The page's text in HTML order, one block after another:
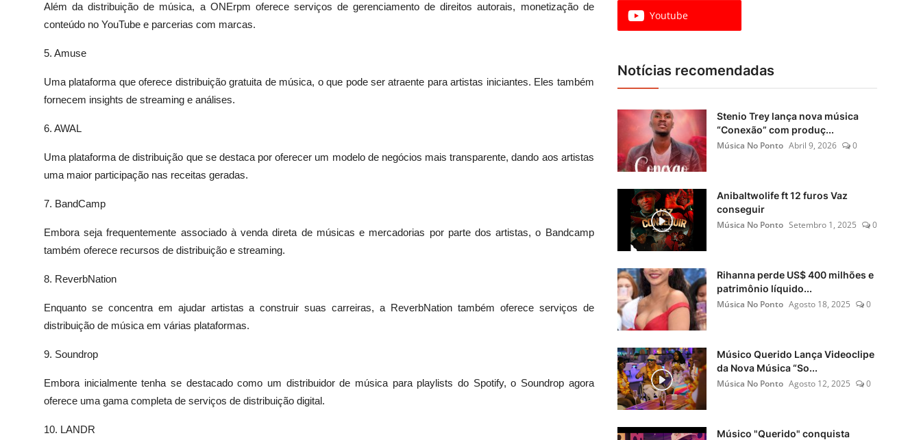
Além da distribuição de música, a ONErpm oferece serviços de gerenciamento de direitos autorais, monetização de
conteúdo no YouTube e parcerias com marcas.
5. Amuse
Uma plataforma que oferece distribuição gratuita de música, o que pode ser atraente para artistas iniciantes. Eles também
fornecem insights de streaming e análises.
6. AWAL
Uma plataforma de distribuição que se destaca por oferecer um modelo de negócios mais transparente, dando aos artistas
uma maior participação nas receitas geradas.
7. BandCamp
Embora seja frequentemente associado à venda direta de músicas e mercadorias por parte dos artistas, o Bandcamp
também oferece recursos de distribuição e streaming.
8. ReverbNation
Enquanto se concentra em ajudar artistas a construir suas carreiras, a ReverbNation também oferece serviços de
distribuição de música em várias plataformas.
9. Soundrop
Embora inicialmente tenha se destacado como um distribuidor de música para playlists do Spotify, o Soundrop agora
oferece uma gama completa de serviços de distribuição digital.
10. LANDR
Youtube
Notícias recomendadas
Stenio Trey lança nova música
“Conexão” com produç...
Música No Ponto Abril 9, 2026 0
Anibaltwolife ft 12 furos Vaz
conseguir
Música No Ponto Setembro 1, 2025 0
Rihanna perde US$ 400 milhões e
patrimônio líquido...
Música No Ponto Agosto 18, 2025 0
Músico Querido Lança Videoclipe
da Nova Música “So...
Música No Ponto Agosto 12, 2025 0
Músico "Querido" conquista